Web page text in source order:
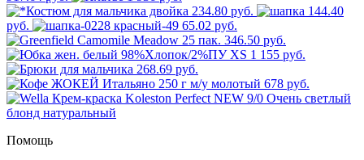
234.80 руб.
144.40
руб.
65.02 руб.
346.50 руб.
1 155 руб.
268.69 руб.
678 руб.
Помощь